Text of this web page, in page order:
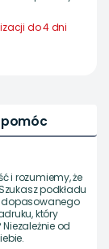
do 4 dni
pomóc
i rozumiemy, że
podkładu
dopasowanego
który
od